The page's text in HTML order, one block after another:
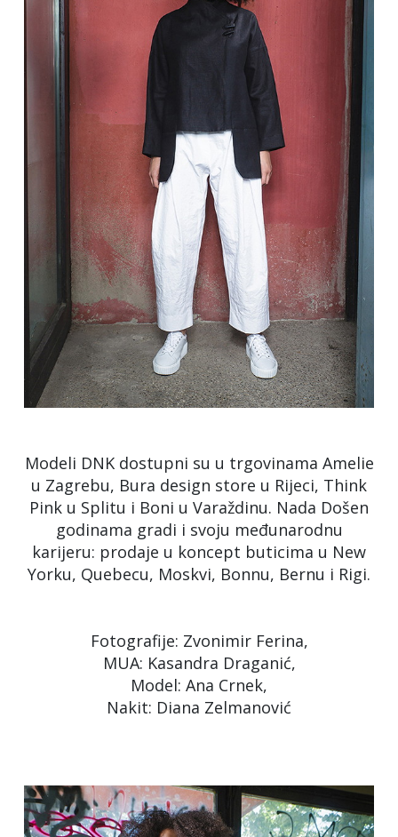
Modeli DNK dostupni su u trgovinama Amelie
u Zagrebu, Bura design store u Rijeci, Think
Pink u Splitu i Boni u Varaždinu. Nada Došen
godinama gradi i svoju međunarodnu
karijeru: prodaje u koncept buticima u New
Yorku, Quebecu, Moskvi, Bonnu, Bernu i Rigi.
Fotografije: Zvonimir Ferina,
MUA: Kasandra Draganić,
Model: Ana Crnek,
Nakit: Diana Zelmanović